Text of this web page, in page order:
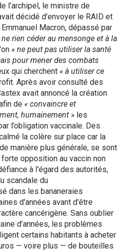
l’archipel, le ministre de
décidé d’envoyer le RAID et
Emmanuel Macron, dépassé par
ne rien céder au mensonge et à la
« ne peut pas utiliser la santé
pour mener des combats
qui cherchent « à utiliser ce
Après avoir consulté des
avait annoncé la création
de « convaincre et
humainement » les
l’obligation vaccinale. Des
la colère sur place car la
manière plus générale, se sont
opposition au vaccin non
à l'égard des autorités,
scandale du
dans les bananeraies
d'années avant d'être
cancérigène. Sans oublier
d’années, les problèmes
certains habitants à acheter
— voire plus — de bouteilles